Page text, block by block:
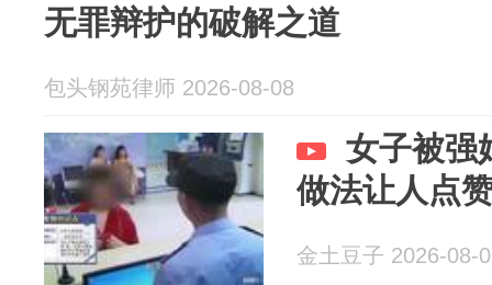
无罪辩护的破解之道
包头钢苑律师 2026-08-08
女子被强
做法让人点
金土豆子 2026-08-